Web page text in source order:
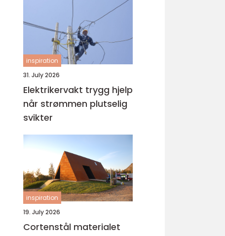
inspiration
31. July 2026
Elektrikervakt trygg hjelp
når strømmen plutselig
svikter
inspiration
19. July 2026
Cortenstål materialet